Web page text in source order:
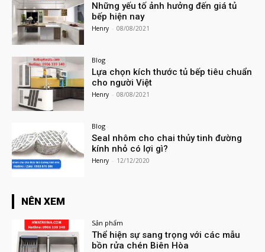
Những yếu tố ảnh hưởng đến giá tủ
bếp hiện nay
Henry - 08/08/2021
Blog
Lựa chọn kích thước tủ bếp tiêu chuẩn
cho người Việt
Henry - 08/08/2021
Blog
Seal nhôm cho chai thủy tinh đường
kính nhỏ có lợi gì?
Henry - 12/12/2020
NÊN XEM
Sản phẩm
Thể hiện sự sang trọng với các mẫu
bồn rửa chén Biên Hòa